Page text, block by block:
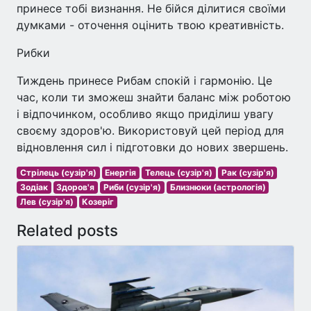
принесе тобі визнання. Не бійся ділитися своїми
думками - оточення оцінить твою креативність.
Рибки
Тиждень принесе Рибам спокій і гармонію. Це
час, коли ти зможеш знайти баланс між роботою
і відпочинком, особливо якщо приділиш увагу
своєму здоров'ю. Використовуй цей період для
відновлення сил і підготовки до нових звершень.
Стрілець (сузір'я) Енергія Телець (сузір'я)
Рак (сузір'я)
Зодіак
Здоров'я Риби (сузір'я)
Близнюки (астрологія)
Лев (сузір'я)
Козеріг
Related posts